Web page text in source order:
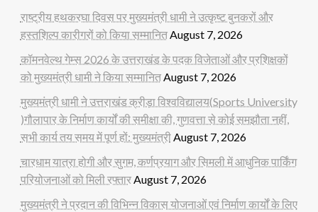
राष्ट्रीय हथकरघा दिवस पर मुख्यमंत्री धामी ने उत्कृष्ट बुनकरों और
हस्तशिल्प कारीगरों को किया सम्मानितAugust 7, 2026
कॉमनवेल्थ गेम्स 2026 के उत्तराखंड के पदक विजेताओं और प्रशिक्षकों
को मुख्यमंत्री धामी ने किया सम्मानितAugust 7, 2026
मुख्यमंत्री धामी ने उत्तराखंड क्रीड़ा विश्वविद्यालय(Sports University
)गौलापार के निर्माण कार्यों की समीक्षा की, गुणवत्ता से कोई समझौता नहीं,
सभी कार्य तय समय में पूर्ण हों: मुख्यमंत्रीAugust 7, 2026
चारधाम यात्रा होगी और सुगम, कर्णप्रयाग और सिमली में आधुनिक पार्किंग
परियोजनाओं को मिली रफ्तारAugust 7, 2026
मुख्यमंत्री ने प्रदान की विभिन्न विकास योजनाओं एवं निर्माण कार्यों के लिए